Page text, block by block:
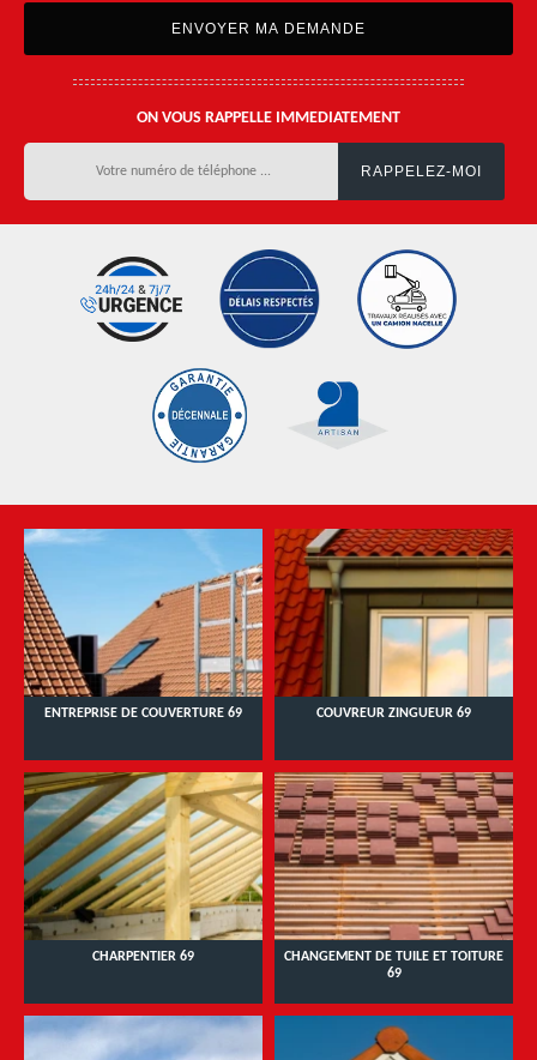
ON VOUS RAPPELLE IMMEDIATEMENT
ENTREPRISE DE COUVERTURE 69 COUVREUR ZINGUEUR 69
CHARPENTIER 69
CHANGEMENT DE TUILE ET TOITURE
69